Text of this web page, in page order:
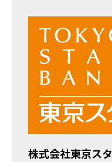
株式会社東京ス